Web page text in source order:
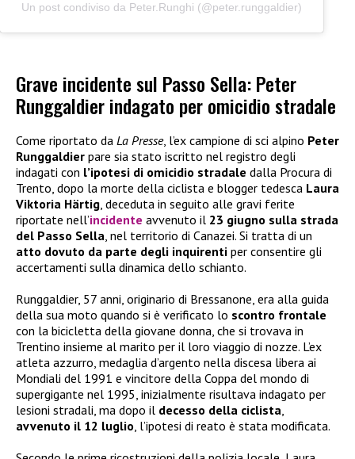
Un post condiviso da Peter.Runghi (@peter.runggaldier)
Grave incidente sul Passo Sella: Peter
Runggaldier indagato per omicidio stradale
Come riportato da La Presse, l’ex campione di sci alpino Peter
Runggaldier pare sia stato iscritto nel registro degli
indagati con l’ipotesi di omicidio stradale dalla Procura di
Trento, dopo la morte della ciclista e blogger tedesca Laura
Viktoria Härtig, deceduta in seguito alle gravi ferite
riportate nell’incidente avvenuto il 23 giugno sulla strada
del Passo Sella, nel territorio di Canazei. Si tratta di un
atto dovuto da parte degli inquirenti per consentire gli
accertamenti sulla dinamica dello schianto.
Runggaldier, 57 anni, originario di Bressanone, era alla guida
della sua moto quando si è verificato lo scontro frontale
con la bicicletta della giovane donna, che si trovava in
Trentino insieme al marito per il loro viaggio di nozze. L’ex
atleta azzurro, medaglia d’argento nella discesa libera ai
Mondiali del 1991 e vincitore della Coppa del mondo di
supergigante nel 1995, inizialmente risultava indagato per
lesioni stradali, ma dopo il decesso della ciclista,
avvenuto il 12 luglio, l’ipotesi di reato è stata modificata.